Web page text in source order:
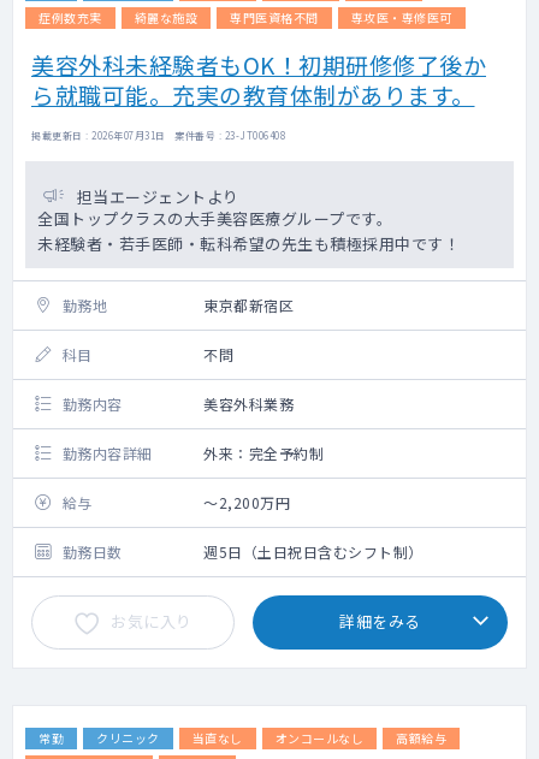
症例数充実
綺麗な施設 専門医資格不問 専攻医・専修医可
美容外科未経験者もOK！初期研修修了後か
ら就職可能。充実の教育体制があります。
掲載更新日 : 2026年07月31日 案件番号 : 23-JT006408
担当エージェントより
全国トップクラスの大手美容医療グループです。
未経験者・若手医師・転科希望の先生も積極採用中です！
勤務地 東京都新宿区
科目 不問
勤務内容 美容外科業務
勤務内容詳細 外来：完全予約制
給与 ～2,200万円
勤務日数 週5日（土日祝日含むシフト制）
お気に入り 詳細をみる
常勤 クリニック 当直なし オンコールなし
高額給与